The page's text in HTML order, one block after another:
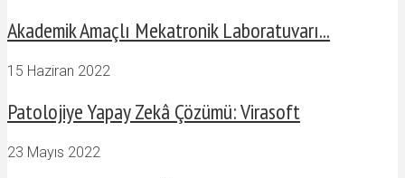
Akademik Amaçlı Mekatronik Laboratuvarı...
15 Haziran 2022
Patolojiye Yapay Zekâ Çözümü: Virasoft
23 Mayıs 2022